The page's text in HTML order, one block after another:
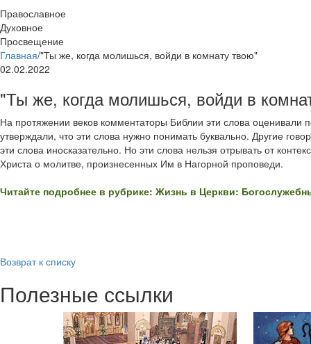
Православное
Духовное
Просвещение
Главная/"Ты же, когда молишься, войди в комнату твою"
02.02.2022
"Ты же, когда молишься, войди в
На протяжении веков комментаторы Библии эти слова оценивали
утверждали, что эти слова нужно понимать буквально. Другие
эти слова иносказательно. Но эти слова нельзя отрывать от
Христа о молитве, произнесенных Им в Нагорной проповеди.
Читайте подробнее в рубрике: Жизнь в Церкви:
Возврат к списку
Полезные ссылки